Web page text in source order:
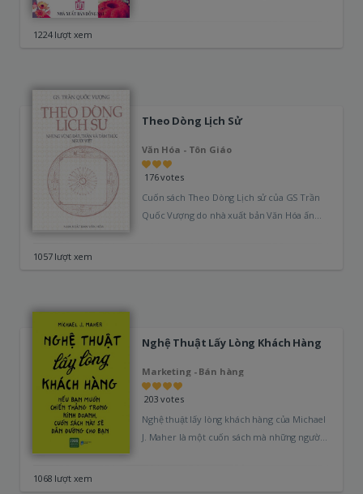
1224 lượt xem
Theo Dòng Lịch Sử
Văn Hóa - Tôn Giáo
176 votes
Cuốn sách Theo Dòng Lịch sử của GS Trần
Quốc Vượng do nhà xuất bản Văn Hóa ấn
1057 lượt xem
Nghệ Thuật Lấy Lòng Khách Hàng
Marketing - Bán hàng
203 votes
Nghệ thuật lấy lòng khách hàng của Michael
J. Maher là một cuốn sách mà những người
1068 lượt xem